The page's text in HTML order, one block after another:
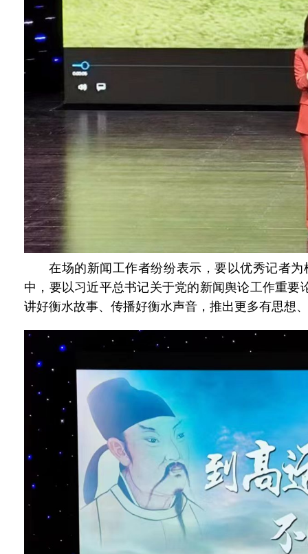
在场的新闻工作者纷纷表示，要以优秀记者
中，要以习近平总书记关于党的新闻舆论工作重
讲好衡水故事、传播好衡水声音，推出更多有思想